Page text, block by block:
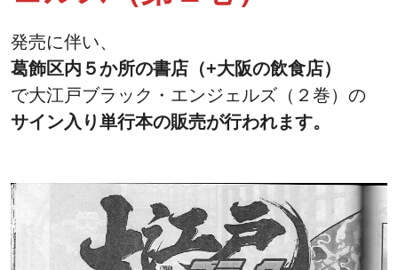
発売に伴い、
葛飾区内５か所の書店（+大阪の飲食店）
で大江戸ブラック・エンジェルズ（２巻）の
サイン入り単行本の販売が行われます。